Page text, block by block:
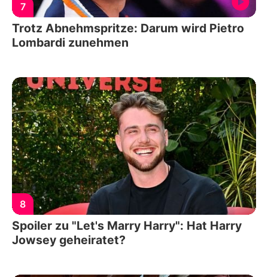
7
Trotz Abnehmspritze: Darum wird Pietro
Lombardi zunehmen
8
Spoiler zu "Let's Marry Harry": Hat Harry
Jowsey geheiratet?